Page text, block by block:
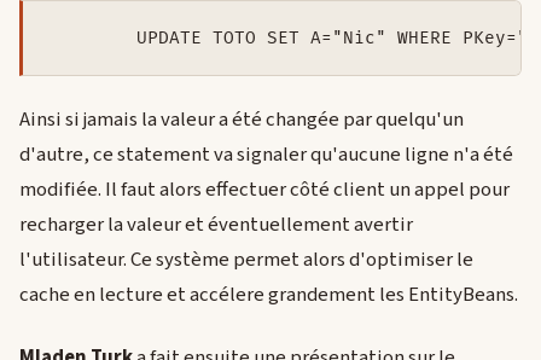
Ainsi si jamais la valeur a été changée par quelqu'un
d'autre, ce statement va signaler qu'aucune ligne n'a été
modifiée. Il faut alors effectuer côté client un appel pour
recharger la valeur et éventuellement avertir
l'utilisateur. Ce système permet alors d'optimiser le
cache en lecture et accélere grandement les EntityBeans.